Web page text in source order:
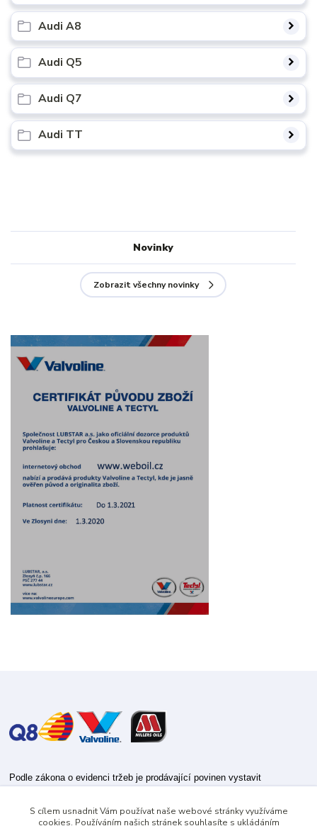
Audi A8
Audi Q5
Audi Q7
Audi TT
Novinky
Zobrazit všechny novinky
Podle zákona o evidenci tržeb je prodávající povinen vystavit
Zároveň je povinen zaevidovat přijatou tržbu u správce daně online; v
S cílem usnadnit Vám používat naše webové stránky využíváme
cookies. Používáním našich stránek souhlasíte s ukládáním